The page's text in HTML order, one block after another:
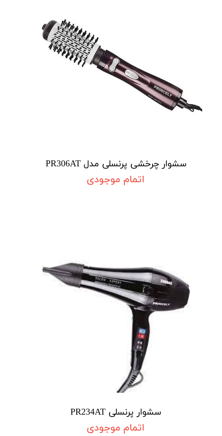
سشوار چرخشی پرنسلی مدل PR306AT
اتمام موجودی
سشوار پرنسلی PR234AT
اتمام موجودی